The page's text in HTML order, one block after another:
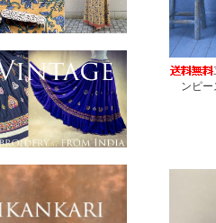
ンピ